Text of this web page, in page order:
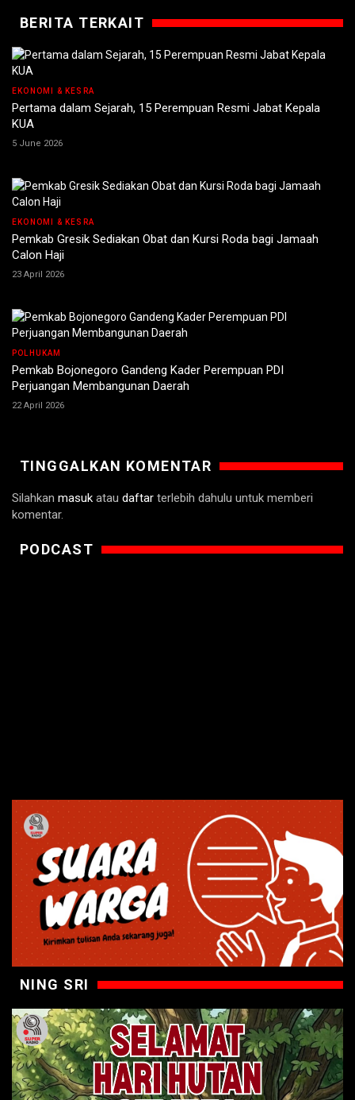
BERITA TERKAIT
EKONOMI & KESRA
Pertama dalam Sejarah, 15 Perempuan Resmi Jabat Kepala
KUA
5 June 2026
EKONOMI & KESRA
Pemkab Gresik Sediakan Obat dan Kursi Roda bagi Jamaah
Calon Haji
23 April 2026
POLHUKAM
Pemkab Bojonegoro Gandeng Kader Perempuan PDI
Perjuangan Membangunan Daerah
22 April 2026
TINGGALKAN KOMENTAR
Silahkan masuk atau daftar terlebih dahulu untuk memberi
komentar.
PODCAST
NING SRI